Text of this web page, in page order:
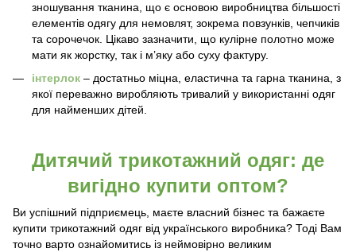
зношування тканина, що є основою виробництва більшості
елементів одягу для немовлят, зокрема повзунків, чепчиків
та сорочечок. Цікаво зазначити, що кулірне полотно може
мати як жорстку, так і м’яку або суху фактуру.
інтерлок – достатньо міцна, еластична та гарна тканина, з
якої переважно виробляють тривалий у використанні одяг
для найменших дітей.
Дитячий трикотажний одяг: де
вигідно купити оптом?
Ви успішний підприємець, маєте власний бізнес та бажаєте
купити трикотажний одяг від українського виробника? Тоді Вам
точно варто ознайомитись із неймовірно великим